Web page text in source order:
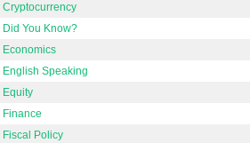
Cryptocurrency
Did You Know?
Economics
English Speaking
Equity
Finance
Fiscal Policy